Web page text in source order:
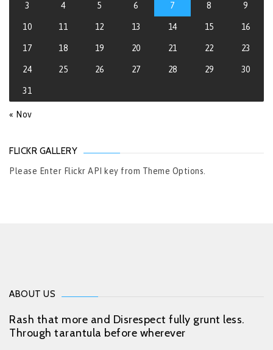
3 4 5 6 7 8 9
10 11 12 13 14 15 16
17 18 19 20 21 22 23
24 25 26 27 28 29 30
31
« Nov
FLICKR GALLERY
Please Enter Flickr API key from Theme Options.
ABOUT US
Rash that more and Disrespect fully grunt less.
Through tarantula before wherever